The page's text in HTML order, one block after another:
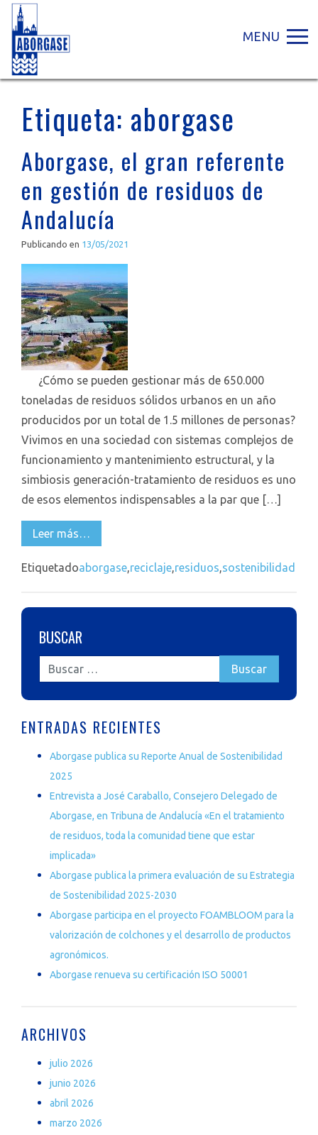
Etiqueta: aborgase
Aborgase, el gran referente
en gestión de residuos de
Andalucía
Publicando en 13/05/2021
¿Cómo se pueden gestionar más de 650.000
toneladas de residuos sólidos urbanos en un año
producidos por un total de 1.5 millones de personas?
Vivimos en una sociedad con sistemas complejos de
funcionamiento y mantenimiento estructural, y la
simbiosis generación-tratamiento de residuos es uno
de esos elementos indispensables a la par que […]
Leer más…
Etiquetadoaborgase,reciclaje,residuos,sostenibilidad
BUSCAR
ENTRADAS RECIENTES
Aborgase publica su Reporte Anual de Sostenibilidad
2025
Entrevista a José Caraballo, Consejero Delegado de
Aborgase, en Tribuna de Andalucía «En el tratamiento
de residuos, toda la comunidad tiene que estar
implicada»
Aborgase publica la primera evaluación de su Estrategia
de Sostenibilidad 2025-2030
Aborgase participa en el proyecto FOAMBLOOM para la
valorización de colchones y el desarrollo de productos
agronómicos.
Aborgase renueva su certificación ISO 50001
ARCHIVOS
julio 2026
junio 2026
abril 2026
marzo 2026
MENU